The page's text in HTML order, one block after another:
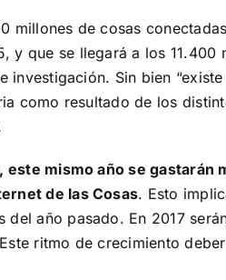
millones de cosas
y que se llegará a los 11.400
investigación. Sin bien
como resultado de los
, este mismo año se gastarán
de las Cosas. Esto
año pasado. En 2017
ritmo de crecimiento